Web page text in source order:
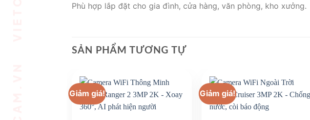
Phù hợp lắp đặt cho gia đình, cửa hàng, văn phòng, kho xưởng.
SẢN PHẨM TƯƠNG TỰ
Giảm giá! Giảm giá!